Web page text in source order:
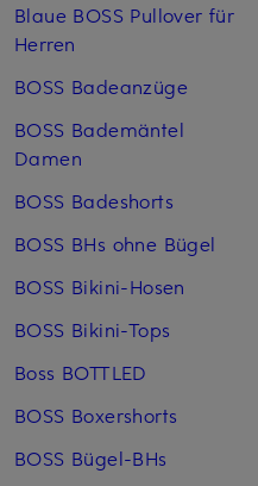
Blaue BOSS Pullover für
Herren
BOSS Badeanzüge
BOSS Bademäntel
Damen
BOSS Badeshorts
BOSS BHs ohne Bügel
BOSS Bikini-Hosen
BOSS Bikini-Tops
Boss BOTTLED
BOSS Boxershorts
BOSS Bügel-BHs